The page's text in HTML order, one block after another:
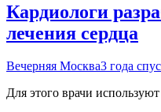
Кардиологи
лечения сердца
Вечерняя Москва3 года
Для этого врачи